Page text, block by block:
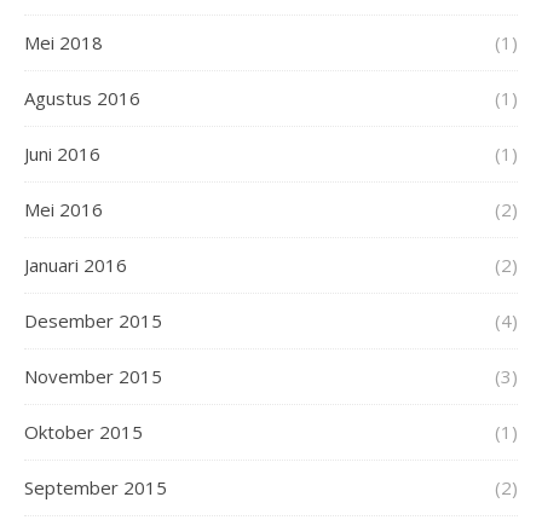
Mei 2018 (1)
Agustus 2016 (1)
Juni 2016 (1)
Mei 2016 (2)
Januari 2016 (2)
Desember 2015 (4)
November 2015 (3)
Oktober 2015 (1)
September 2015 (2)